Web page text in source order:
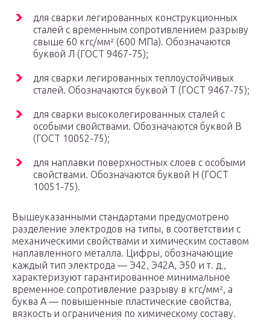
для сварки легированных конструкционных
сталей с временным сопротивлением разрыву
свыше 60 кгс/мм² (600 МПа). Обозначаются
буквой Л (ГОСТ 9467-75);
для сварки легированных теплоустойчивых
сталей. Обозначаются буквой T (ГОСТ 9467-75);
для сварки высоколегированных сталей с
особыми свойствами. Обозначаются буквой В
(ГОСТ 10052-75);
для наплавки поверхностных слоев с особыми
свойствами. Обозначаются буквой H (ГОСТ
10051-75).
Вышеуказанными стандартами предусмотрено
разделение электродов на типы, в соответствии с
механическими свойствами и химическим составом
наплавленного металла. Цифры, обозначающие
каждый тип электрода — Э42, Э42А, Э50 и т. д.,
характеризуют гарантированное минимальное
временное сопротивление разрыву в кгс/мм², а
буква А — повышенные пластические свойства,
вязкость и ограничения по химическому составу.